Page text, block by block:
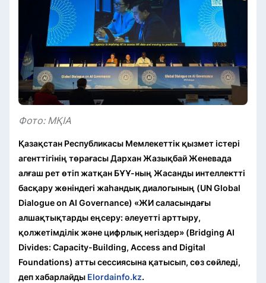
Фото: МҚІА
Қазақстан Республикасы Мемлекеттік қызмет істері
агенттігінің төрағасы Дархан Жазықбай Женевада
алғаш рет өтіп жатқан БҰҰ-ның Жасанды интеллектті
басқару жөніндегі жаһандық диалогының (UN Global
Dialogue on AI Governance) «ЖИ саласындағы
алшақтықтарды еңсеру: әлеуетті арттыру,
қолжетімділік және цифрлық негіздер» (Bridging AI
Divides: Capacity-Building, Access and Digital
Foundations) атты сессиясына қатысып, сөз сөйледі,
деп хабарлайды Elordainfo.kz.